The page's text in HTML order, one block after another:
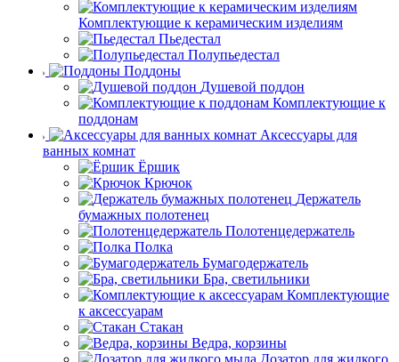
Комплектующие к керамическим изделиям
Пьедестал
Полупьедестал
Поддоны
Душевой поддон
Комплектующие к
поддонам
Аксессуары для
ванных комнат
Ёршик
Крючок
Держатель
бумажных полотенец
Полотенцедержатель
Полка
Бумагодержатель
Бра, светильники
Комплектующие
к аксессуарам
Стакан
Ведра, корзины
Дозатор для жидкого